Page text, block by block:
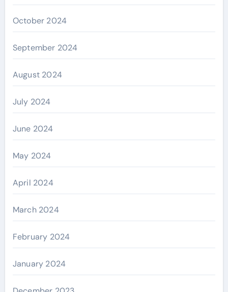
October 2024
September 2024
August 2024
July 2024
June 2024
May 2024
April 2024
March 2024
February 2024
January 2024